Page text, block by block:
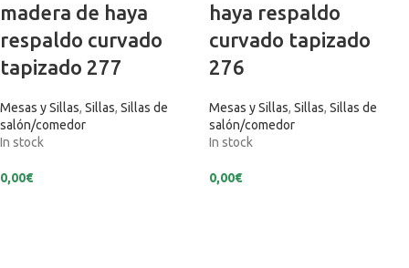
madera de haya
respaldo curvado
tapizado 277
Mesas y Sillas, Sillas, Sillas de
salón/comedor
In stock
0,00€
haya respaldo
curvado tapizado
276
Mesas y Sillas, Sillas, Sillas de
salón/comedor
In stock
0,00€